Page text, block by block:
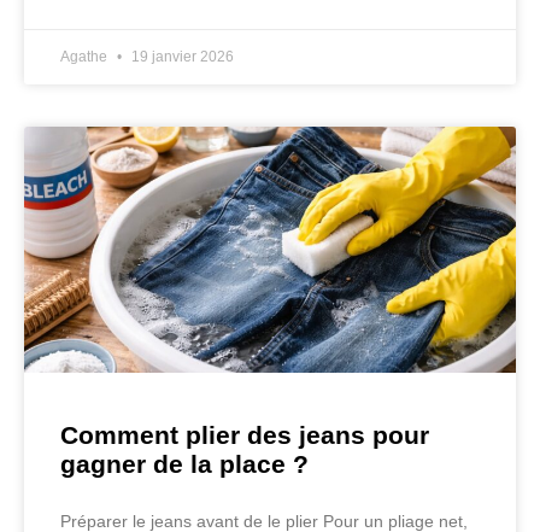
Agathe 19 janvier 2026
Comment plier des jeans pour
gagner de la place ?
Préparer le jeans avant de le plier Pour un pliage net,